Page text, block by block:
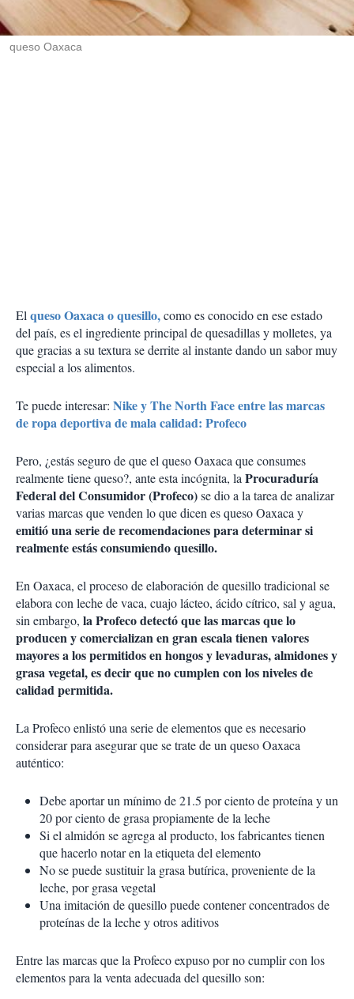
queso Oaxaca
Elqueso Oaxaca o quesillo,como es conocido en ese estado
del país, es el ingrediente principal de quesadillas y molletes, ya
que gracias a su textura se derrite al instante dando un sabor muy
especial a los alimentos.
Te puede interesar: Nike y The North Face entre las marcas
de ropa deportiva de mala calidad: Profeco
Pero, ¿estás seguro de que el queso Oaxaca que consumes
realmente tiene queso?, ante esta incógnita, laProcuraduría
Federal del Consumidor (Profeco)se dio a la tarea de analizar
varias marcas que venden lo que dicen es queso Oaxaca y
emitió una serie de recomendaciones para determinar si
realmente estás consumiendo quesillo.
En Oaxaca, el proceso de elaboración de quesillo tradicional se
elabora con leche de vaca, cuajo lácteo, ácido cítrico, sal y agua,
sin embargo, la Profeco detectó que las marcas que lo
producen y comercializan en gran escala tienen valores
mayores a los permitidos en hongos y levaduras, almidones y
grasa vegetal, es decir que no cumplen con los niveles de
calidad permitida.
La Profeco enlistó una serie de elementos que es necesario
considerar para asegurar que se trate de un queso Oaxaca
auténtico:
Debe aportar un mínimo de 21.5 por ciento de proteína y un
20 por ciento de grasa propiamente de la leche
Si el almidón se agrega al producto, los fabricantes tienen
que hacerlo notar en la etiqueta del elemento
No se puede sustituir la grasa butírica, proveniente de la
leche, por grasa vegetal
Una imitación de quesillo puede contener concentrados de
proteínas de la leche y otros aditivos
Entre las marcas que la Profeco expuso por no cumplir con los
elementos para la venta adecuada del quesillo son: